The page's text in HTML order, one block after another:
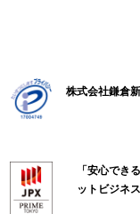
株式会社鎌倉
「安心でき
ットビジネ